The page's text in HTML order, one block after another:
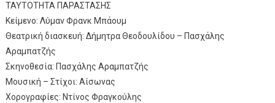
ΤΑΥΤΟΤΗΤΑ ΠΑΡΑΣΤΑΣΗΣ
Κείμενο: Λύμαν Φρανκ Μπάουμ
Θεατρική διασκευή: Δήμητρα Θεοδουλίδου – Πασχάλης
Αραμπατζής
Σκηνοθεσία: Πασχάλης Αραμπατζής
Μουσική – Στίχοι: Αίσωνας
Χορογραφίες: Ντίνος Φραγκούλης